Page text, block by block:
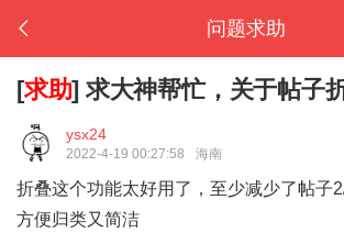
问题求助
[求助] 求大神帮忙，关于帖子
ysx24
2022-4-19 00:27:58 海南
折叠这个功能太好用了，至少减少了帖子
方便归类又简洁